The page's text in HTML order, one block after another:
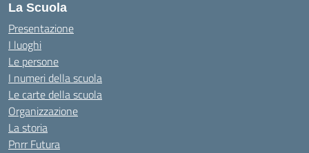
La Scuola
Presentazione
I luoghi
Le persone
I numeri della scuola
Le carte della scuola
Organizzazione
La storia
Pnrr Futura